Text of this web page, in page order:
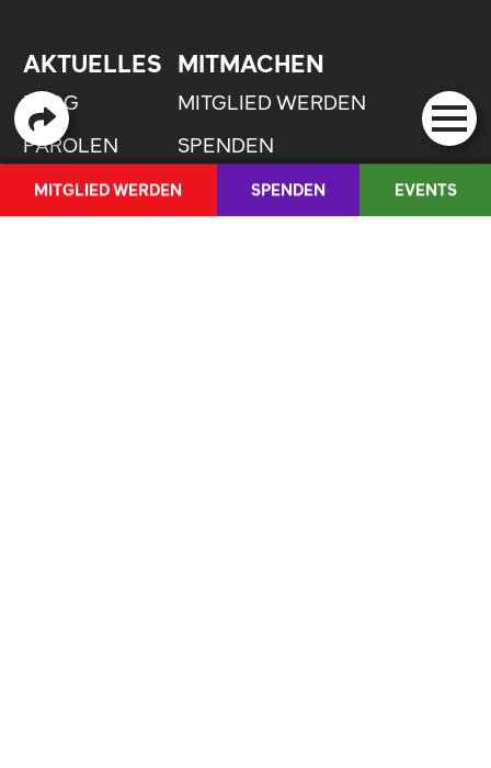
AKTUELLES
BLOG
PAROLEN
INFRAROT.
MITMACHEN
MITGLIED WERDEN
SPENDEN
EHRENJUSOS
MITGLIED WERDEN SPENDEN EVENTS